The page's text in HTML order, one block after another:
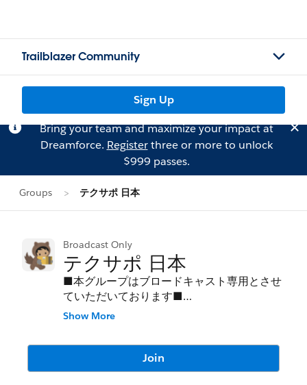
Trailblazer Community
Sign Up
Bring your team and maximize your impact at
Dreamforce. Registerthree or more to unlock
$999 passes.
Groups テクサポ 日本
Broadcast Only
テクサポ 日本
■本グループはブロードキャスト専用とさせ
ていただいております■
システム管理者様およびパートナー様へ、
いります。
株式会社セールスフォース・ジャパンのサポ
ート部門より、ナレッジ記事の更新情報や、
Show More
Join